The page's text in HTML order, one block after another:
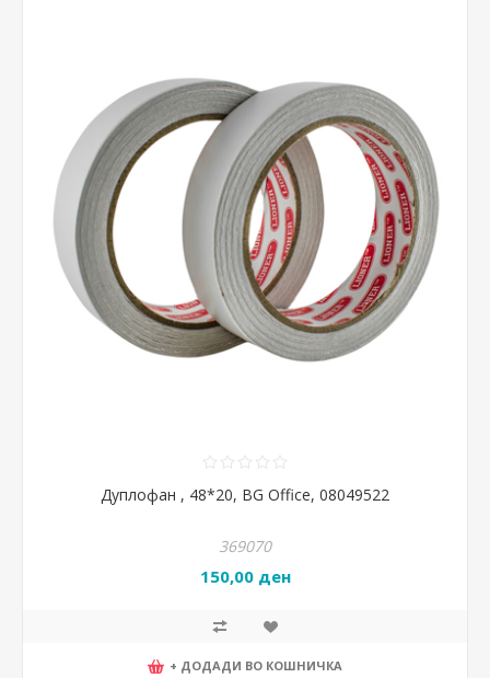
Дуплофан , 48*20, BG Office, 08049522
369070
150,00 ден
+ ДОДАДИ ВО КОШНИЧКА